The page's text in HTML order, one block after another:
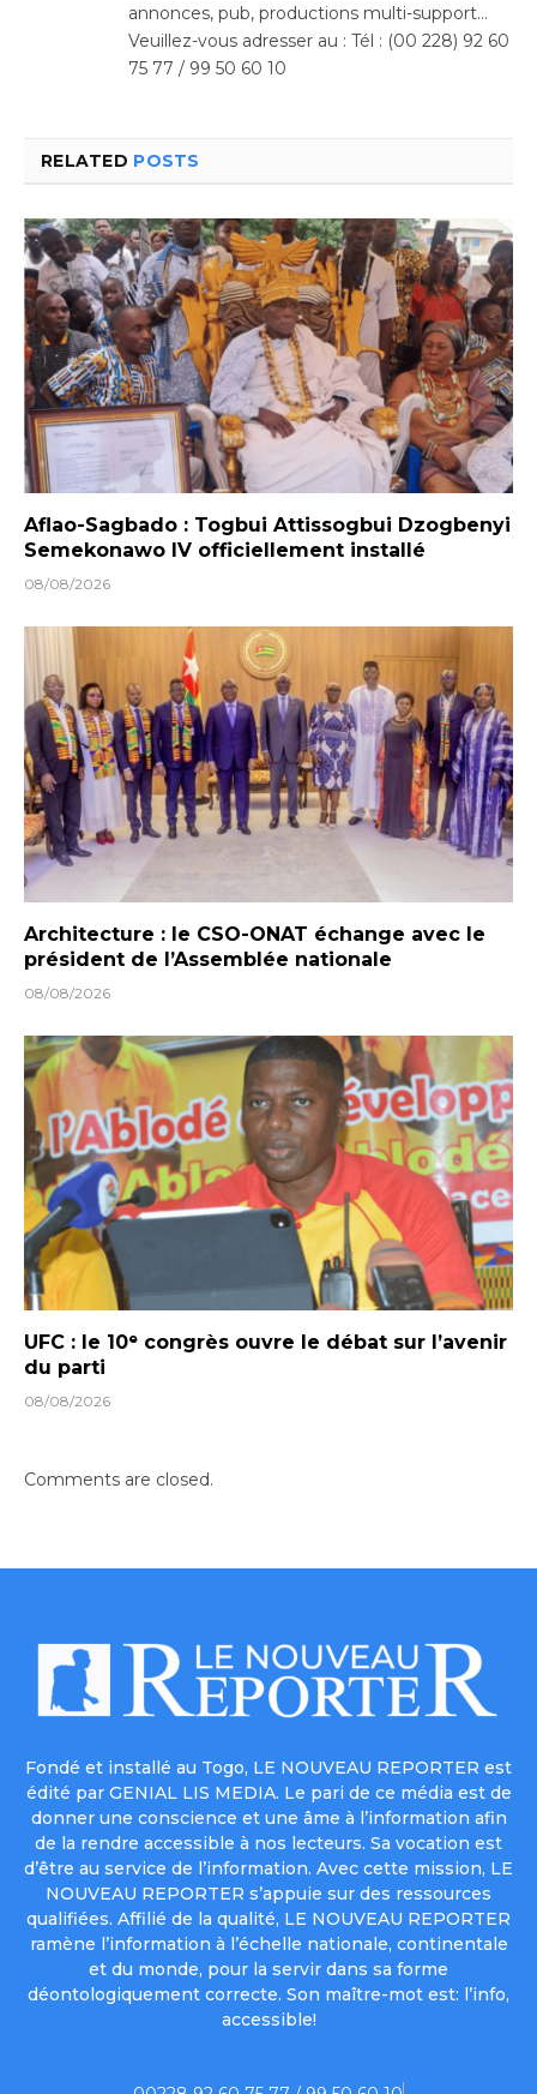
annonces, pub, productions multi-support…
Veuillez-vous adresser au : Tél : (00 228) 92 60
75 77 / 99 50 60 10
RELATED POSTS
Aflao-Sagbado : Togbui Attissogbui Dzogbenyi
Semekonawo IV officiellement installé
08/08/2026
Architecture : le CSO-ONAT échange avec le
président de l’Assemblée nationale
08/08/2026
UFC : le 10ᵉ congrès ouvre le débat sur l’avenir
du parti
08/08/2026
Comments are closed.
Fondé et installé au Togo, LE NOUVEAU REPORTER est
édité par GENIAL LIS MEDIA. Le pari de ce média est de
donner une conscience et une âme à l’information afin
de la rendre accessible à nos lecteurs. Sa vocation est
d’être au service de l’information. Avec cette mission, LE
NOUVEAU REPORTER s’appuie sur des ressources
qualifiées. Affilié de la qualité, LE NOUVEAU REPORTER
ramène l’information à l’échelle nationale, continentale
et du monde, pour la servir dans sa forme
déontologiquement correcte. Son maître-mot est: l’info,
accessible!